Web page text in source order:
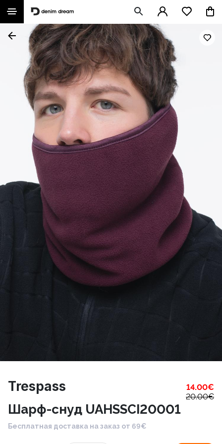
Trespass 14.00€
20.00€
Шарф-снуд UAHSSCI20001
Бесплатная доставка на заказ от 69€